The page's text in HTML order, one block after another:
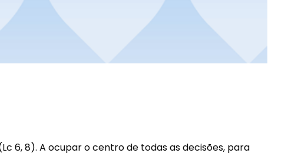
6, 8). A ocupar o centro de todas as decisões, para